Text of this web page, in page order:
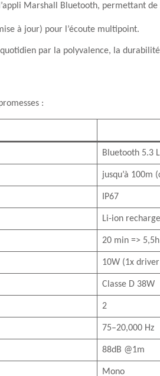
Marshall Bluetooth, permettant
à jour) pour l’écoute multipoint.
par la polyvalence, la
:
Bluetooth 5.3
jusqu’à 100m
IP67
Li-ion
20 min =>
10W (1x
Classe D 38W
2
75–20,000 Hz
88dB @1m
Mono